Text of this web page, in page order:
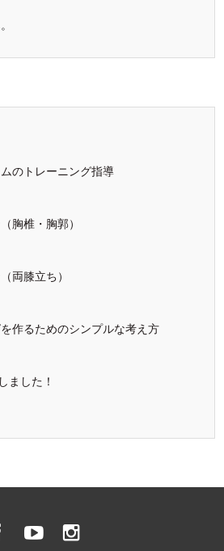
のトレーニング指導
胸椎・胸郭）
両膝立ち）
作るためのシンプルな考え方
ました！